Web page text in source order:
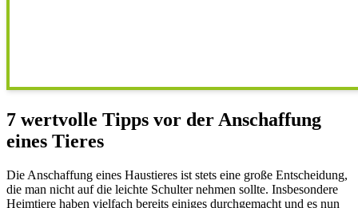
7 wertvolle Tipps vor der Anschaffung
eines Tieres
Die Anschaffung eines Haustieres ist stets eine große Entscheidung,
die man nicht auf die leichte Schulter nehmen sollte. Insbesondere
Heimtiere haben vielfach bereits einiges durchgemacht und es nun